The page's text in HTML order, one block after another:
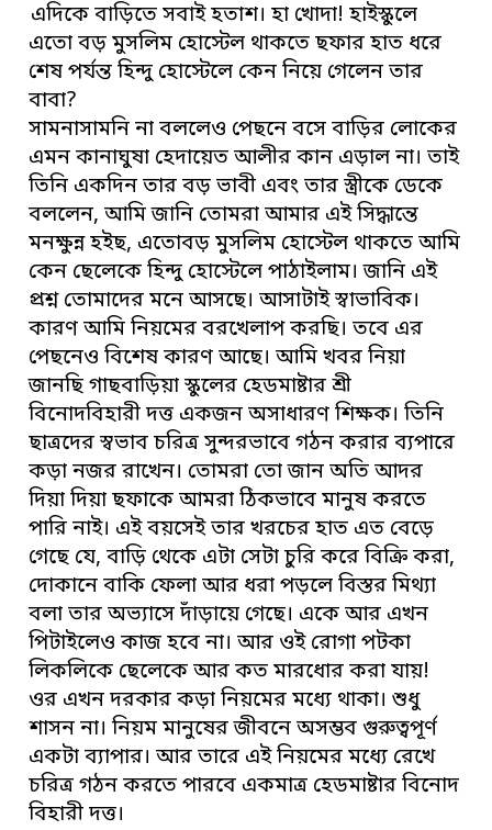
এদিকে বাড়িতে সবাই হতাশ। হা খোদা! হাইস্কুলে
এতো বড় মুসলিম হোস্টেল থাকতে ছফার হাত ধরে
শেষ পর্যন্ত হিন্দু হোস্টেলে কেন নিয়ে গেলেন তার
বাবা?
সামনাসামনি না বললেও পেছনে বসে বাড়ির লোকের
এমন কানাঘুষা হেদায়েত আলীর কান এড়াল না। তাই
তিনি একদিন তার বড় ভাবী এবং তার স্ত্রীকে ডেকে
বললেন, আমি জানি তোমরা আমার এই সিদ্ধান্তে
মনক্ষুন্ন হইছ, এতোবড় মুসলিম হোস্টেল থাকতে আমি
কেন ছেলেকে হিন্দু হোস্টেলে পাঠাইলাম। জানি এই
প্রশ্ন তোমাদের মনে আসছে। আসাটাই স্বাভাবিক।
কারণ আমি নিয়মের বরখেলাপ করছি। তবে এর
পেছনেও বিশেষ কারণ আছে। আমি খবর নিয়া
জানছি গাছবাড়িয়া স্কুলের হেডমাষ্টার শ্রী
বিনোদবিহারী দত্ত একজন অসাধারণ শিক্ষক। তিনি
ছাত্রদের স্বভাব চরিত্র সুন্দরভাবে গঠন করার ব্যপারে
কড়া নজর রাখেন। তোমরা তো জান অতি আদর
দিয়া দিয়া ছফাকে আমরা ঠিকভাবে মানুষ করতে
পারি নাই। এই বয়সেই তার খরচের হাত এত বেড়ে
গেছে যে, বাড়ি থেকে এটা সেটা চুরি করে বিক্রি করা,
দোকানে বাকি ফেলা আর ধরা পড়লে বিস্তর মিথ্যা
বলা তার অভ্যাসে দাঁড়ায়ে গেছে। একে আর এখন
পিটাইলেও কাজ হবে না। আর ওই রোগা পটকা
লিকলিকে ছেলেকে আর কত মারধোর করা যায়!
ওর এখন দরকার কড়া নিয়মের মধ্যে থাকা। শুধু
শাসন না। নিয়ম মানুষের জীবনে অসম্ভব গুরুত্বপূর্ণ
একটা ব্যাপার। আর তারে এই নিয়মের মধ্যে রেখে
চরিত্র গঠন করতে পারবে একমাত্র হেডমাষ্টার বিনোদ
বিহারী দত্ত।